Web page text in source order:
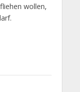
wollen,